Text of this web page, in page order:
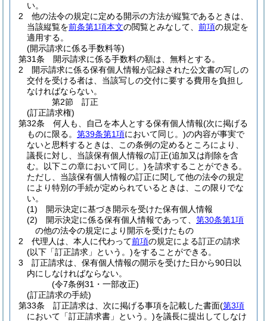
い。
2
他の法令の規定に定める開示の方法が縦覧であるときは、
当該縦覧を前条第1項本文の閲覧とみなして、 前項の規定を
適用する。
(開示請求に係る手数料等)
第31条
開示請求に係る手数料の額は、無料とする。
2
開示請求に係る保有個人情報が記録された公文書の写しの
交付を受ける者は、当該写しの交付に要する費用を負担し
なければならない。
第2節
訂正
(訂正請求権)
第32条
何人も、自己を本人とする保有個人情報(次に掲げる
ものに限る。 第39条第1項において同じ。)の内容が事実で
ないと思料するときは、この条例の定めるところにより、
議長に対し、当該保有個人情報の訂正(追加又は削除を含
む。以下この章において同じ。)を請求することができる。
ただし、当該保有個人情報の訂正に関して他の法令の規定
により特別の手続が定められているときは、この限りでな
い。
(1)
開示決定に基づき開示を受けた保有個人情報
(2)
開示決定に係る保有個人情報であって、 第30条第1項
の他の法令の規定により開示を受けたもの
2
代理人は、本人に代わって前項の規定による訂正の請求
(以下「訂正請求」という。)をすることができる。
3
訂正請求は、保有個人情報の開示を受けた日から90日以
内にしなければならない。
(令7条例31・一部改正)
(訂正請求の手続)
第33条
訂正請求は、次に掲げる事項を記載した書面(第3項
において「訂正請求書」という。)を議長に提出してしなけ